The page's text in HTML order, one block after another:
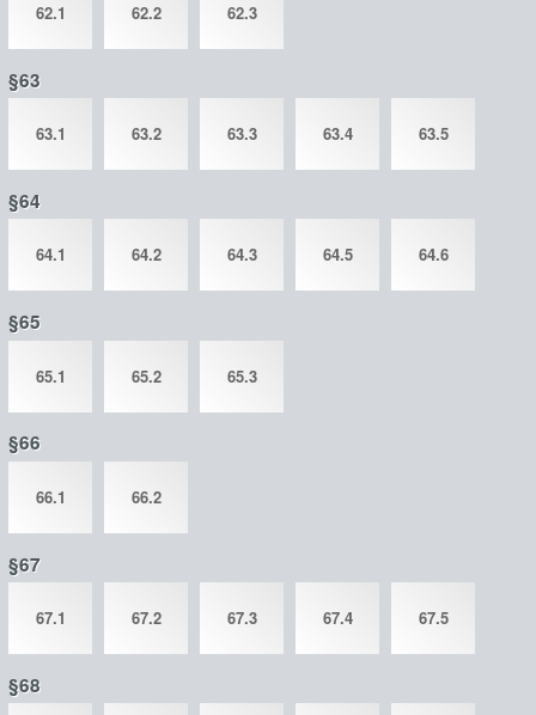
62.1 62.2 62.3
§63
63.1 63.2 63.3 63.4 63.5
§64
64.1 64.2 64.3 64.5 64.6
§65
65.1 65.2 65.3
§66
66.1 66.2
§67
67.1 67.2 67.3 67.4 67.5
§68